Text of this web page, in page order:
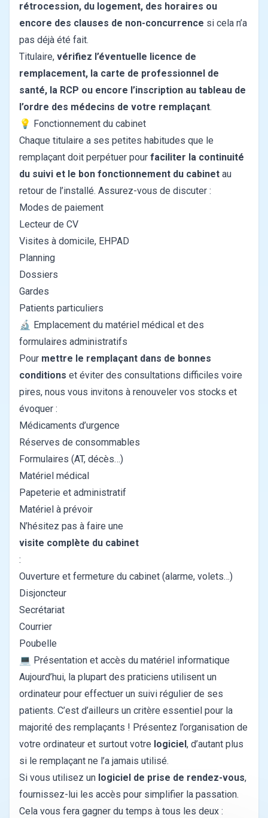
rétrocession, du logement, des horaires ou
encore des clauses de non-concurrence si cela n’a
pas déjà été fait.
Titulaire, vérifiez l’éventuelle licence de
remplacement, la carte de professionnel de
santé, la RCP ou encore l’inscription au tableau de
l’ordre des médecins de votre remplaçant.
💡 Fonctionnement du cabinet
Chaque titulaire a ses petites habitudes que le
remplaçant doit perpétuer pour faciliter la continuité
du suivi et le bon fonctionnement du cabinet au
retour de l’installé. Assurez-vous de discuter :
Modes de paiement
Lecteur de CV
Visites à domicile, EHPAD
Planning
Dossiers
Gardes
Patients particuliers
🔬 Emplacement du matériel médical et des
formulaires administratifs
Pour mettre le remplaçant dans de bonnes
conditions et éviter des consultations difficiles voire
pires, nous vous invitons à renouveler vos stocks et
évoquer :
Médicaments d’urgence
Réserves de consommables
Formulaires (AT, décès…)
Matériel médical
Papeterie et administratif
Matériel à prévoir
N’hésitez pas à faire une
visite complète du cabinet
:
Ouverture et fermeture du cabinet (alarme, volets…)
Disjoncteur
Secrétariat
Courrier
Poubelle
💻 Présentation et accès du matériel informatique
Aujourd’hui, la plupart des praticiens utilisent un
ordinateur pour effectuer un suivi régulier de ses
patients. C’est d’ailleurs un critère essentiel pour la
majorité des remplaçants ! Présentez l’organisation de
votre ordinateur et surtout votre logiciel, d’autant plus
si le remplaçant ne l’a jamais utilisé.
Si vous utilisez un logiciel de prise de rendez-vous,
fournissez-lui les accès pour simplifier la passation.
Cela vous fera gagner du temps à tous les deux :